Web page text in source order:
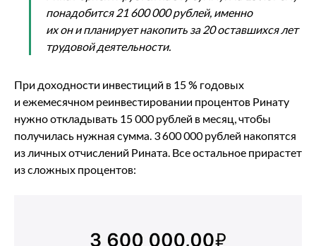
понадобится 21 600 000 рублей, именно
их он и планирует накопить за 20 оставшихся лет
трудовой деятельности.
При доходности инвестиций в 15 % годовых
и ежемесячном реинвестировании процентов Ринату
нужно откладывать 15 000 рублей в месяц, чтобы
получилась нужная сумма. 3 600 000 рублей накопятся
из личных отчислений Рината. Все остальное прирастет
из сложных процентов: